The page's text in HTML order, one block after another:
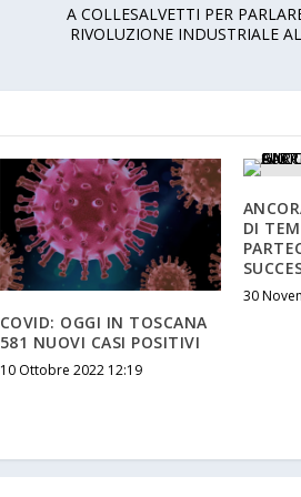
A COLLESALVETTI PER
RIVOLUZIONE INDUSTRIALE
COVID: OGGI IN TOSCANA
581 NUOVI CASI POSITIVI
10 Ottobre 2022 12:19
DI
30